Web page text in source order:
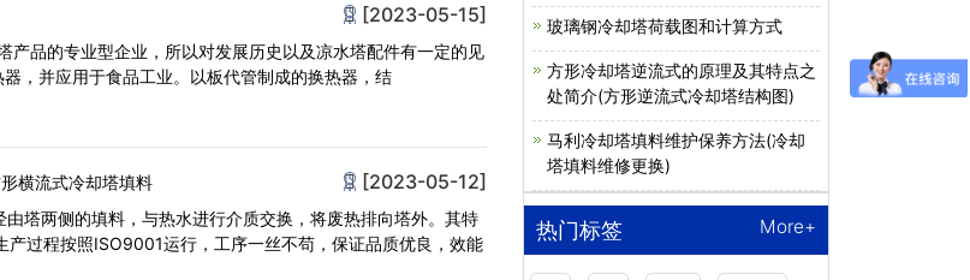
[2023-05-15]
产品的专业型企业，所以对发展历史以及凉水塔配件有一定的见
，并应用于食品工业。以板代管制成的换热器，结
横流式冷却塔填料 [2023-05-12]
塔两侧的填料，与热水进行介质交换，将废热排向塔外。其特
生产过程按照ISO9001运行，工序一丝不苟，保证品质优良，效能
玻璃钢冷却塔荷载图和计算方式
方形冷却塔逆流式的原理及其特点之
处简介(方形逆流式冷却塔结构图)
马利冷却塔填料维护保养方法(冷却
塔填料维修更换)
热门标签 More+